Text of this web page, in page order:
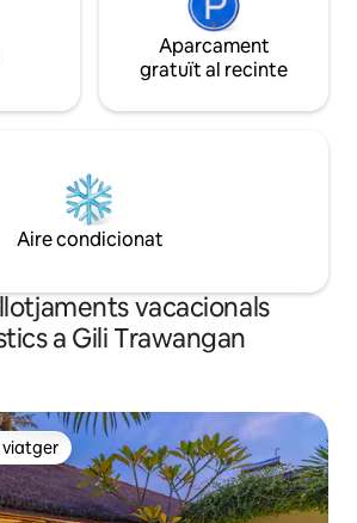
Aparcament
gratuït al recinte
Aire condicionat
vacacionals
a Gili Trawangan
viatger